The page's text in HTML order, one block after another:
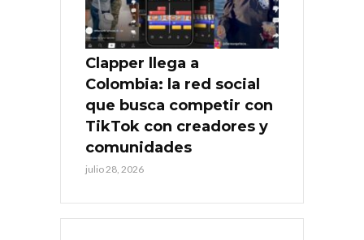
Clapper llega a
Colombia: la red social
que busca competir con
TikTok con creadores y
comunidades
julio 28, 2026